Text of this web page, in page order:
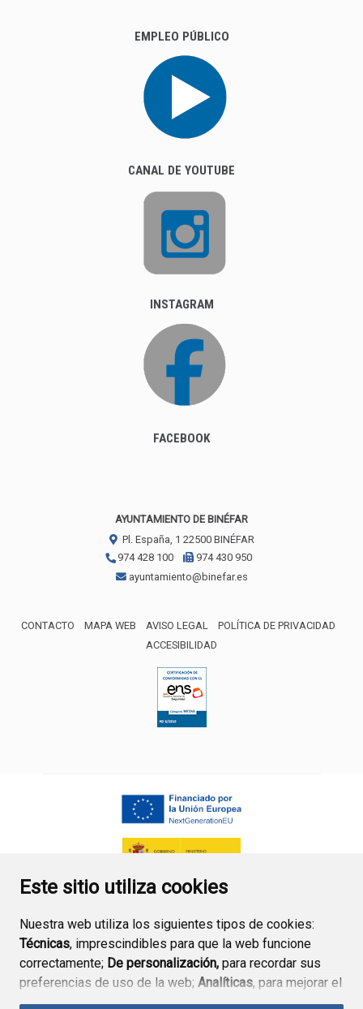
Este sitio utiliza cookies
Nuestra web utiliza los siguientes tipos de cookies:
Técnicas, imprescindibles para que la web funcione
correctamente; De personalización, para recordar sus
preferencias de uso de la web; Analíticas, para mejorar el
funcionamiento de la web y sus servicios.
EMPLEO PÚBLICO
CANAL DE YOUTUBE
INSTAGRAM
FACEBOOK
AYUNTAMIENTO DE BINÉFAR
Pl. España, 1 22500 BINÉFAR
974 428 100
974 430 950
ayuntamiento@binefar.es
CONTACTO MAPA WEB AVISO LEGAL
POLÍTICA DE PRIVACIDAD
ACCESIBILIDAD